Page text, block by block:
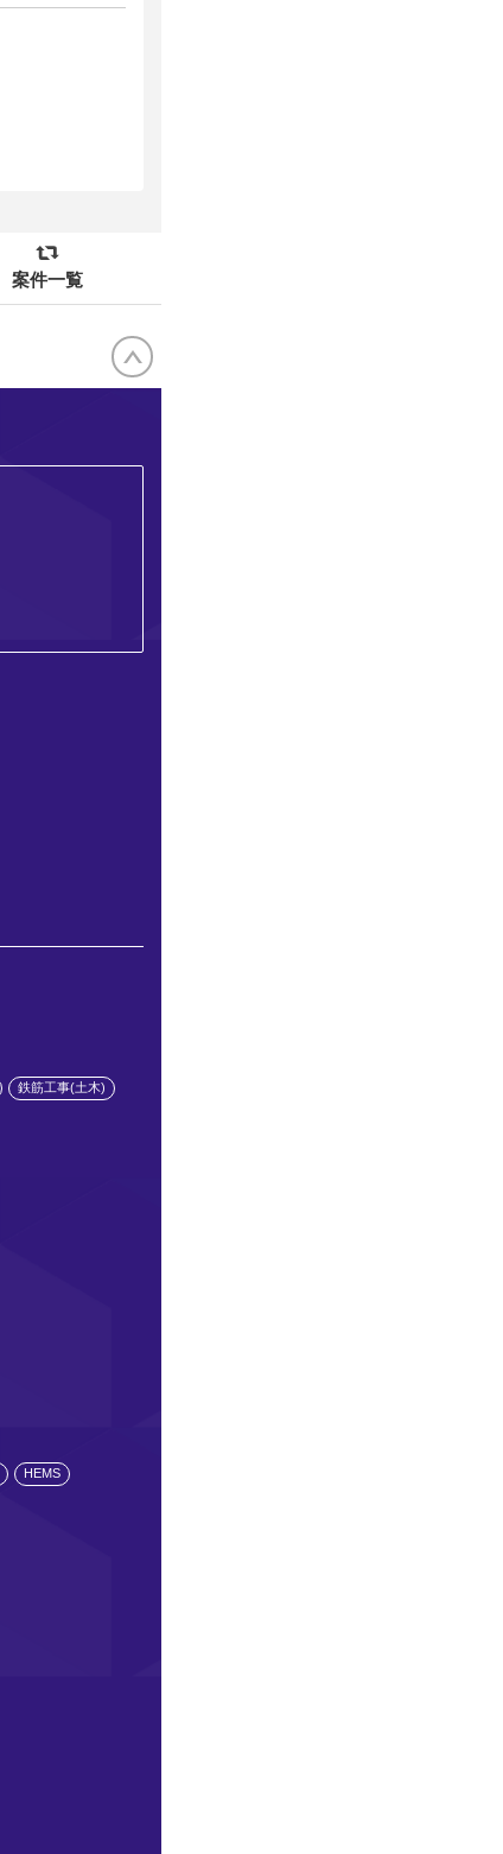
案件一覧
鉄筋工事(土木)
HEMS